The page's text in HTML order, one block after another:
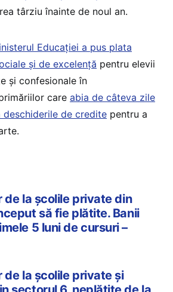
târziu înainte de noul an.
Educației a pus plata
și de excelență pentru elevii
și confesionale în
care abia de câteva zile
deschiderile de credite pentru a
de la școlile private din
să fie plătite. Banii
5 luni de cursuri –
de la școlile private și